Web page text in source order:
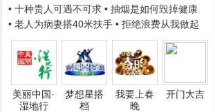
• 十种贵人可遇不可求 • 抽烟是如何毁掉健康
• 老人为病妻搭40米扶手 • 拒绝浪费从我做起
美丽中国·
湿地行
梦想星搭
档
我要上春
晚
开门大吉